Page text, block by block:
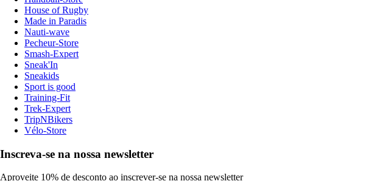
House of Rugby
Made in Paradis
Nauti-wave
Pecheur-Store
Smash-Expert
Sneak'In
Sneakids
Sport is good
Training-Fit
Trek-Expert
TripNBikers
Vélo-Store
Inscreva-se na nossa newsletter
Aproveite 10% de desconto ao inscrever-se na nossa newsletter